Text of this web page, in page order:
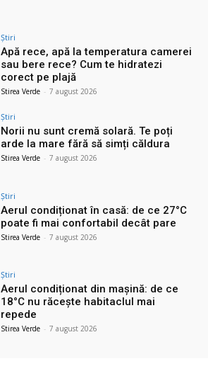
Știri
Apă rece, apă la temperatura camerei
sau bere rece? Cum te hidratezi
corect pe plajă
Stirea Verde - 7 august 2026
Știri
Norii nu sunt cremă solară. Te poți
arde la mare fără să simți căldura
Stirea Verde - 7 august 2026
Știri
Aerul condiționat în casă: de ce 27°C
poate fi mai confortabil decât pare
Stirea Verde - 7 august 2026
Știri
Aerul condiționat din mașină: de ce
18°C nu răcește habitaclul mai
repede
Stirea Verde - 7 august 2026